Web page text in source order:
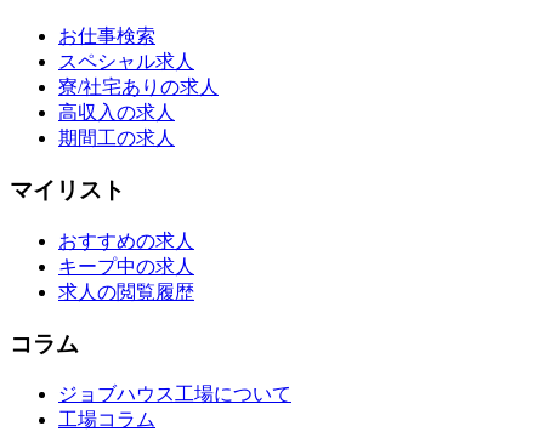
お仕事検索
スペシャル求人
寮/社宅ありの求人
高収入の求人
期間工の求人
マイリスト
おすすめの求人
キープ中の求人
求人の閲覧履歴
コラム
ジョブハウス工場について
工場コラム